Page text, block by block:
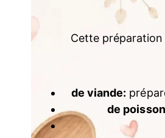
Cette préparation
de viande:
de